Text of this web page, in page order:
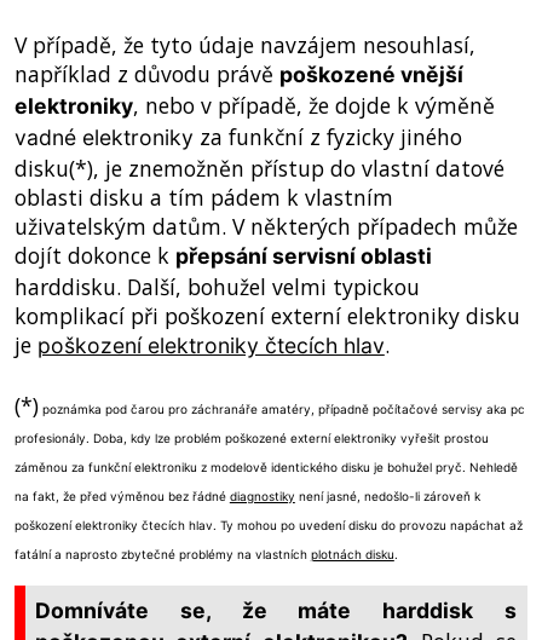
V případě, že tyto údaje navzájem nesouhlasí,
například z důvodu právě poškozené vnější
elektroniky, nebo v případě, že dojde k výměně
vadné elektroniky za funkční z fyzicky jiného
disku(*), je znemožněn přístup do vlastní datové
oblasti disku a tím pádem k vlastním
uživatelským datům. V některých případech může
dojít dokonce k přepsání servisní oblasti
harddisku. Další, bohužel velmi typickou
komplikací při poškození externí elektroniky disku
je poškození elektroniky čtecích hlav.
(*)poznámka pod čarou pro záchranáře amatéry, případně počítačové servisy aka pc
profesionály. Doba, kdy lze problém poškozené externí elektroniky vyřešit prostou
záměnou za funkční elektroniku z modelově identického disku je bohužel pryč. Nehledě
na fakt, že před výměnou bez řádné diagnostiky není jasné, nedošlo-li zároveň k
poškození elektroniky čtecích hlav. Ty mohou po uvedení disku do provozu napáchat až
fatální a naprosto zbytečné problémy na vlastních plotnách disku.
Domníváte se, že máte harddisk s